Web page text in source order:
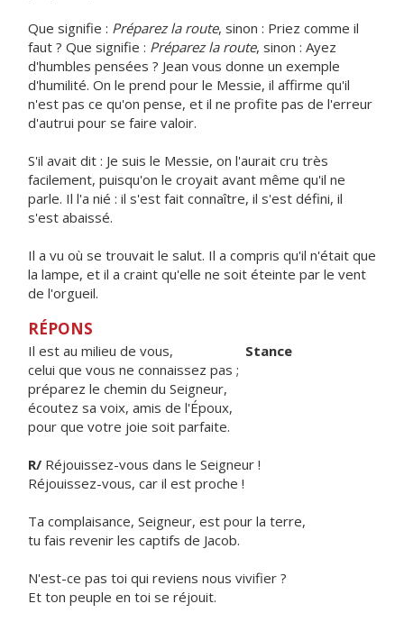
Que signifie : Préparez la route, sinon : Priez comme il
faut ? Que signifie : Préparez la route, sinon : Ayez
d'humbles pensées ? Jean vous donne un exemple
d'humilité. On le prend pour le Messie, il affirme qu'il
n'est pas ce qu'on pense, et il ne profite pas de l'erreur
d'autrui pour se faire valoir.
S'il avait dit : Je suis le Messie, on l'aurait cru très
facilement, puisqu'on le croyait avant même qu'il ne
parle. Il l'a nié : il s'est fait connaître, il s'est défini, il
s'est abaissé.
Il a vu où se trouvait le salut. Il a compris qu'il n'était que
la lampe, et il a craint qu'elle ne soit éteinte par le vent
de l'orgueil.
RÉPONS
Il est au milieu de vous, Stance
celui que vous ne connaissez pas ;
préparez le chemin du Seigneur,
écoutez sa voix, amis de l'Époux,
pour que votre joie soit parfaite.
R/ Réjouissez-vous dans le Seigneur !
Réjouissez-vous, car il est proche !
Ta complaisance, Seigneur, est pour la terre,
tu fais revenir les captifs de Jacob.
N'est-ce pas toi qui reviens nous vivifier ?
Et ton peuple en toi se réjouit.